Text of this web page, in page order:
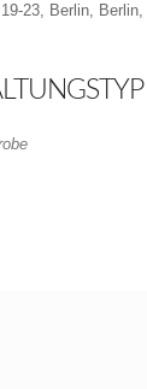
23, Berlin, Berlin,